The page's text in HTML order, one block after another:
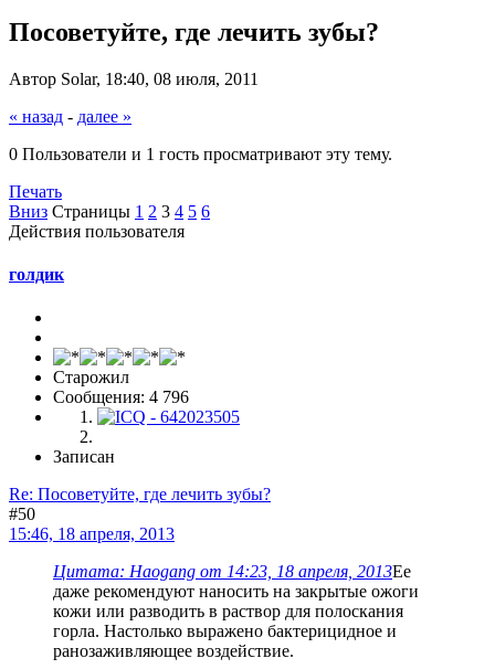
Посоветуйте, где лечить зубы?
Автор Solar, 18:40, 08 июля, 2011
« назад - далее »
0 Пользователи и 1 гость просматривают эту тему.
Печать
Вниз Страницы 1 2 3 4 5 6
Действия пользователя
голдик
Старожил
Сообщения: 4 796
Записан
Re: Посоветуйте, где лечить зубы?
#50
15:46, 18 апреля, 2013
Цитата: Haogang от 14:23, 18 апреля, 2013Ее
даже рекомендуют наносить на закрытые ожоги
кожи или разводить в раствор для полоскания
горла. Настолько выражено бактерицидное и
ранозаживляющее воздействие.